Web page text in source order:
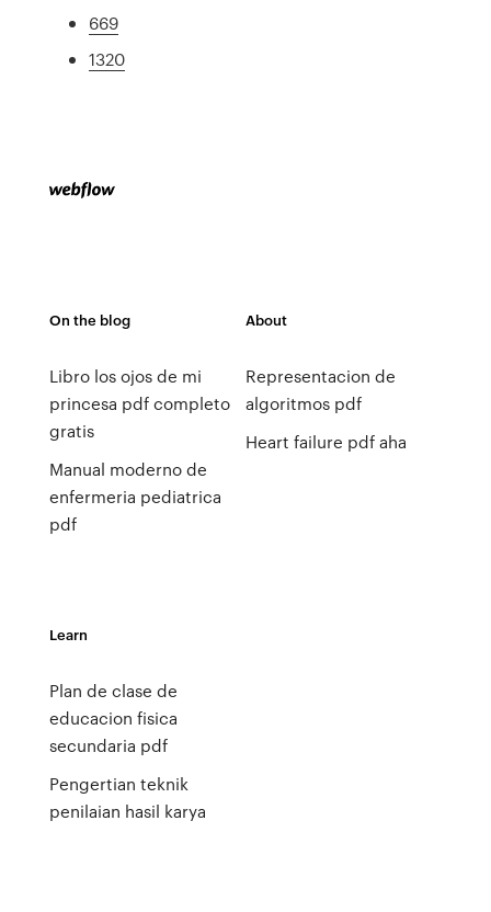
669
1320
On the blog
Libro los ojos de mi
princesa pdf completo
gratis
Manual moderno de
enfermeria pediatrica
pdf
About
Representacion de
algoritmos pdf
Heart failure pdf aha
Learn
Plan de clase de
educacion fisica
secundaria pdf
Pengertian teknik
penilaian hasil karya